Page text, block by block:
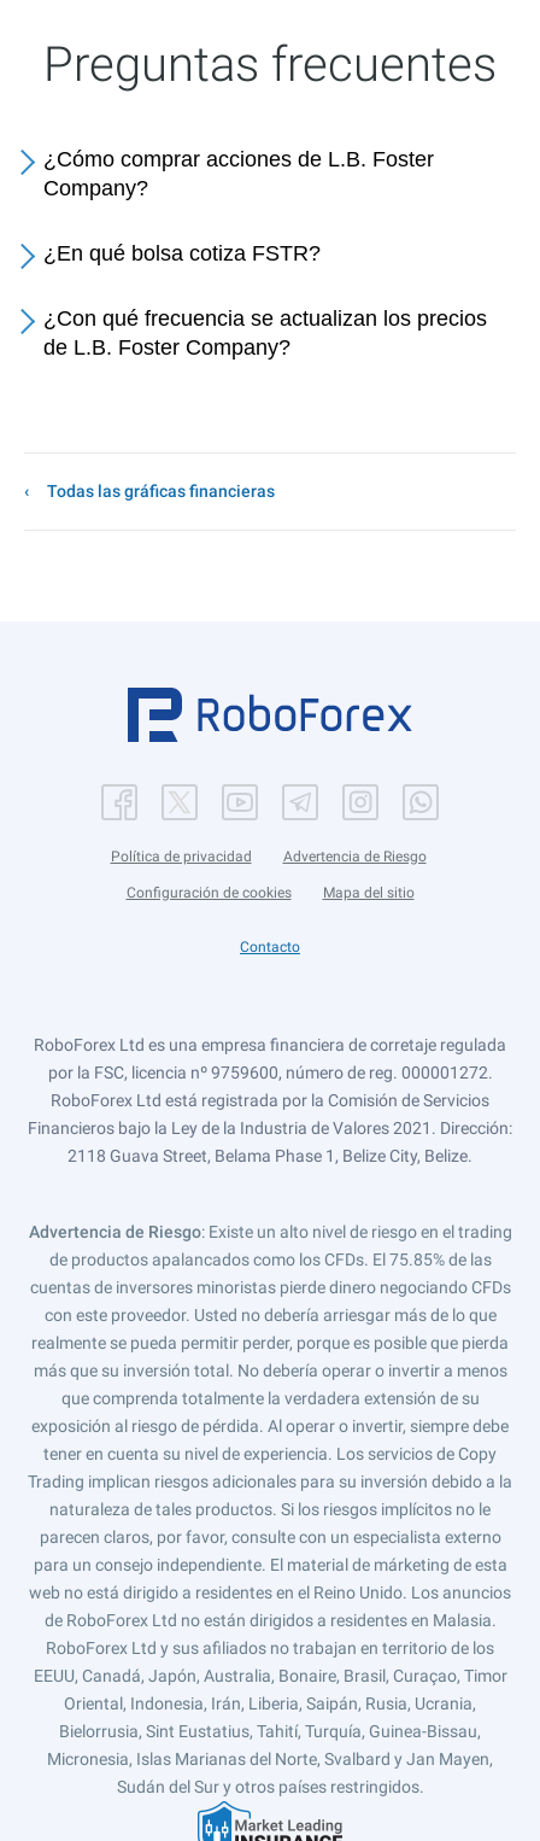
Preguntas frecuentes
¿Cómo comprar acciones de L.B. Foster
Company?
¿En qué bolsa cotiza FSTR?
¿Con qué frecuencia se actualizan los precios
de L.B. Foster Company?
Todas las gráficas financieras
Política de privacidad Advertencia de Riesgo
Configuración de cookies Mapa del sitio
Contacto
RoboForex Ltd es una empresa financiera de corretaje regulada
por la FSC, licencia nº 9759600, número de reg. 000001272.
RoboForex Ltd está registrada por la Comisión de Servicios
Financieros bajo la Ley de la Industria de Valores 2021. Dirección:
2118 Guava Street, Belama Phase 1, Belize City, Belize.
Advertencia de Riesgo: Existe un alto nivel de riesgo en el trading
de productos apalancados como los CFDs. El 75.85% de las
cuentas de inversores minoristas pierde dinero negociando CFDs
con este proveedor. Usted no debería arriesgar más de lo que
realmente se pueda permitir perder, porque es posible que pierda
más que su inversión total. No debería operar o invertir a menos
que comprenda totalmente la verdadera extensión de su
exposición al riesgo de pérdida. Al operar o invertir, siempre debe
tener en cuenta su nivel de experiencia. Los servicios de Copy
Trading implican riesgos adicionales para su inversión debido a la
naturaleza de tales productos. Si los riesgos implícitos no le
parecen claros, por favor, consulte con un especialista externo
para un consejo independiente. El material de márketing de esta
web no está dirigido a residentes en el Reino Unido. Los anuncios
de RoboForex Ltd no están dirigidos a residentes en Malasia.
RoboForex Ltd y sus afiliados no trabajan en territorio de los
EEUU, Canadá, Japón, Australia, Bonaire, Brasil, Curaçao, Timor
Oriental, Indonesia, Irán, Liberia, Saipán, Rusia, Ucrania,
Bielorrusia, Sint Eustatius, Tahití, Turquía, Guinea-Bissau,
Micronesia, Islas Marianas del Norte, Svalbard y Jan Mayen,
Sudán del Sur y otros países restringidos.